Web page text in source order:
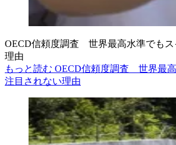
OECD信頼度調査 世界最高水準でもス
理由
もっと読む OECD信頼度調査 世界最
注目されない理由